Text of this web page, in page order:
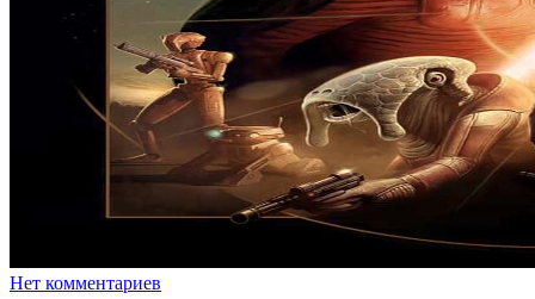
Нет комментариев